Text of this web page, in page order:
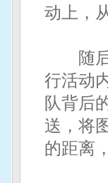
动上，
随后
行活动
队背后
送，将
的距离